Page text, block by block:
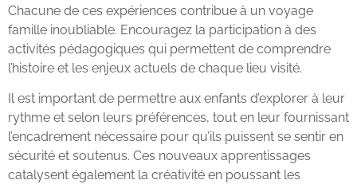
Chacune de ces expériences contribue à un voyage
famille inoubliable. Encouragez la participation à des
activités pédagogiques qui permettent de comprendre
l’histoire et les enjeux actuels de chaque lieu visité.
Il est important de permettre aux enfants d’explorer à leur
rythme et selon leurs préférences, tout en leur fournissant
l’encadrement nécessaire pour qu’ils puissent se sentir en
sécurité et soutenus. Ces nouveaux apprentissages
catalysent également la créativité en poussant les